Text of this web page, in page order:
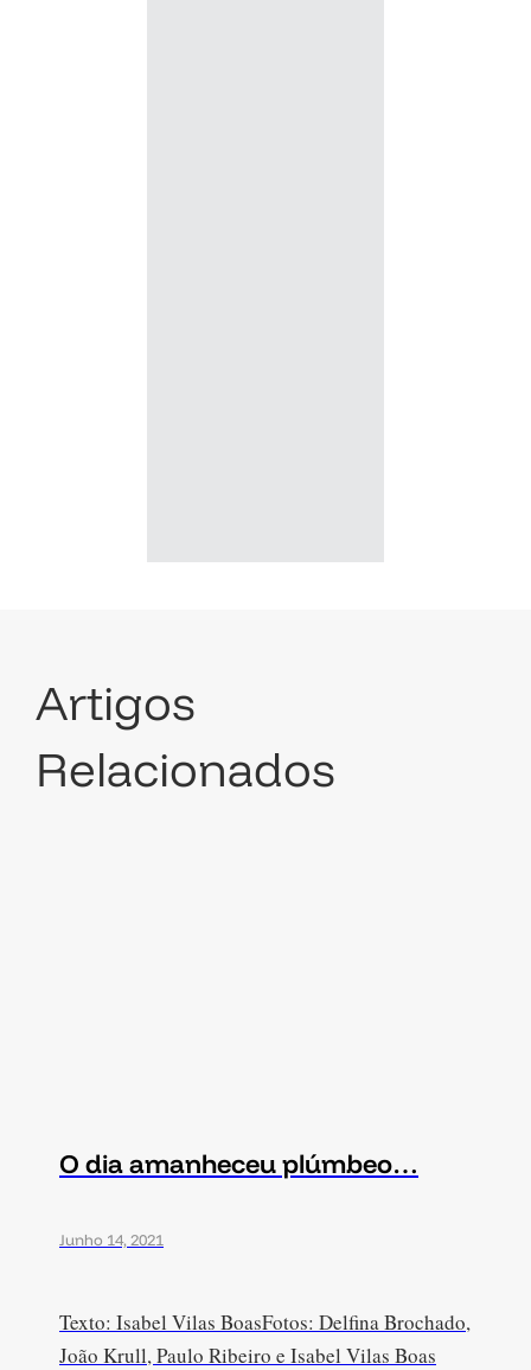
Artigos
Relacionados
O dia amanheceu plúmbeo…
Junho 14, 2021
Texto: Isabel Vilas BoasFotos: Delfina Brochado,
João Krull, Paulo Ribeiro e Isabel Vilas Boas